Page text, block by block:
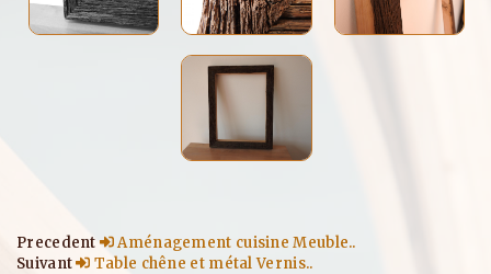
Precedent
Aménagement cuisine Meuble..
Suivant
Table chêne et métal Vernis..